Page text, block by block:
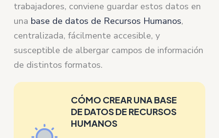
trabajadores, conviene guardar estos datos en
una base de datos de Recursos Humanos,
centralizada, fácilmente accesible, y
susceptible de albergar campos de información
de distintos formatos.
CÓMO CREAR UNA BASE
DE DATOS DE RECURSOS
HUMANOS